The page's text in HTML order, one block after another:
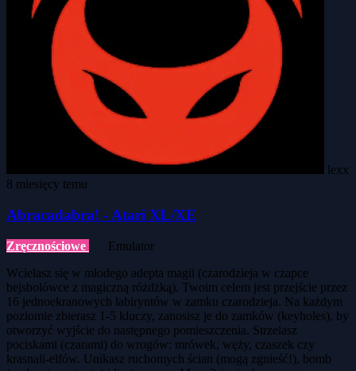
lexx
8 miesięcy temu
Abracadabra! - Atari XL/XE
Zręcznościowe
Emulator
Wcielasz się w młodego adepta magii (czarodzieja w czapce
bejsbolówce z magiczną różdżką). Twoim celem jest przejście przez
16 jednoekranowych labiryntów w zamku czarodzieja. Na każdym
poziomie zbierasz 1-5 kluczy, zanosisz je do zamków (keyholes), by
otworzyć wyjście do następnego pomieszczenia. Strzelasz
pociskami (czarami) do wrogów: mrówek, węży, czaszek czy
krasnali-elfów. Unikasz ruchomych ścian (mogą zgnieść!), bomb